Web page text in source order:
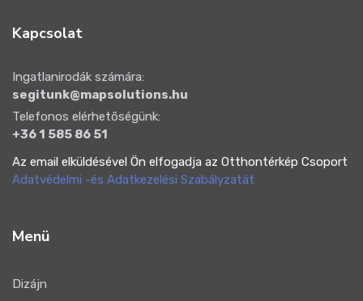
Kapcsolat
Ingatlanirodák számára:
segitunk@mapsolutions.hu
Telefonos elérhetőségünk:
+36 1 585 86 51
Az email elküldésével Ön elfogadja az Otthontérkép Csoport
Adatvédelmi -és Adatkezelési Szabályzatát
Menü
Dizájn